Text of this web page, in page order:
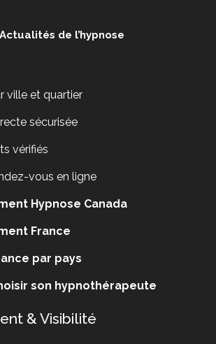
de l’hypnose
ville et quartier
sécurisée
vérifiés
vous en ligne
Hypnose Canada
France
par pays
son hypnothérapeute
& Visibilité